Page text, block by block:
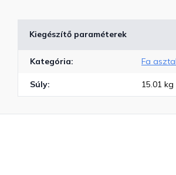
Kiegészítő paraméterek
Kategória: Fa
Súly: 15.01 kg